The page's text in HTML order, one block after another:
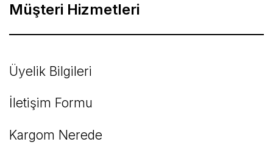
Müşteri Hizmetleri
Üyelik Bilgileri
İletişim Formu
Kargom Nerede